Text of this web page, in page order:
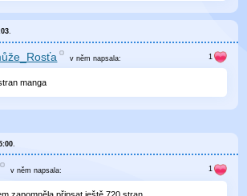
.
v němnapsala:
manga
v němnapsala: